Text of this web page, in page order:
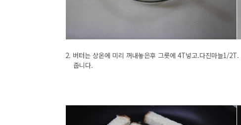
2. 버터는 상온에 미리 꺼내놓은후 그릇에 4T넣고.다진마늘1/
줍니다.